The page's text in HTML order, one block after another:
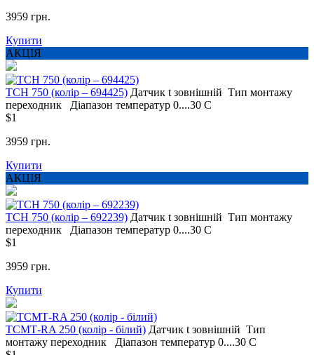
3959 грн.
Купити
АКЦІЯ
TCH 750 (колір – 694425) Датчик t зовнішній Тип монтажу
переходник
Діапазон температур 0....30 С
$1
3959 грн.
Купити
АКЦІЯ
TCH 750 (колір – 692239) Датчик t зовнішній Тип монтажу
переходник
Діапазон температур 0....30 С
$1
3959 грн.
Купити
ТСМТ-RA 250 (колір - білий) Датчик t зовнішній Тип
монтажу переходник Діапазон температур 0....30 С